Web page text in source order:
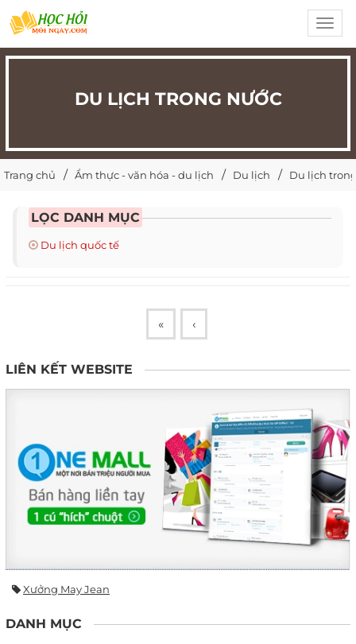
DU LỊCH TRONG NƯỚC
Trang chủ Ẩm thực - văn hóa - du lịch Du lịch Du lịch
LỌC DANH MỤC
Du lịch quốc tế
« ‹
LIÊN KẾT WEBSITE
Xưởng May Jean
DANH MỤC